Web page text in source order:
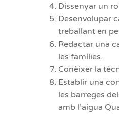
Dissenyar un
Desenvolupar
treballant en
Redactar una
les famílies.
Conèixer la
Establir una
les barreges
amb l’aigua